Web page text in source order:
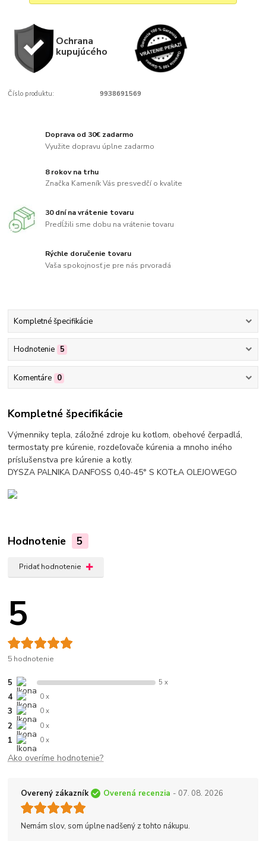
Ochrana
kupujúcého
Číslo produktu: 9938691569
Doprava od 30€ zadarmo
Využite dopravu úplne zadarmo
8 rokov na trhu
Značka Kameník Vás presvedčí o kvalite
30 dní na vrátenie tovaru
Predĺžili sme dobu na vrátenie tovaru
Rýchle doručenie tovaru
Vaša spokojnosť je pre nás prvoradá
Kompletné špecifikácie
Hodnotenie 5
Komentáre 0
Kompletné špecifikácie
Výmenniky tepla, záložné zdroje ku kotlom, obehové čerpadlá,
termostaty pre kúrenie, rozdeľovače kúrenia a mnoho iného
príslušenstva pre kúrenie a kotly.
DYSZA PALNIKA DANFOSS 0,40-45° S KOTŁA OLEJOWEGO
Hodnotenie 5
Pridať hodnotenie
5
5 hodnotenie
5 5 x
4 0 x
3 0 x
2 0 x
1 0 x
Ako overíme hodnotenie?
Overený zákazník Overená recenzia - 07. 08. 2026
Nemám slov, som úplne nadšený z tohto nákupu.